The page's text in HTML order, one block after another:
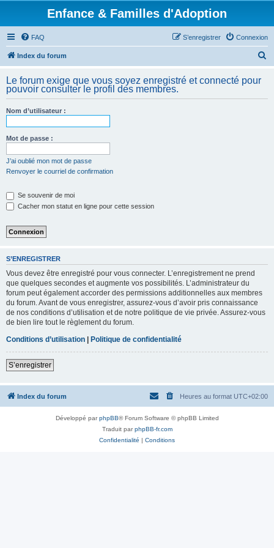
Enfance & Familles d'Adoption
FAQ Connexion
S’enregistrer
Index du forum
h
Le forum exige que vous soyez enregistré et connecté pour
pouvoir consulter le profil des membres.
Nom d’utilisateur :
Mot de passe :
J’ai oublié mon mot de passe
Renvoyer le courriel de confirmation
Se souvenir de moi
Cacher mon statut en ligne pour cette session
S’ENREGISTRER
Vous devez être enregistré pour vous connecter. L’enregistrement ne prend
que quelques secondes et augmente vos possibilités. L’administrateur du
forum peut également accorder des permissions additionnelles aux membres
du forum. Avant de vous enregistrer, assurez-vous d’avoir pris connaissance
de nos conditions d’utilisation et de notre politique de vie privée. Assurez-vous
de bien lire tout le règlement du forum.
Conditions d’utilisation | Politique de confidentialité
S’enregistrer
Index du forum Heures au format UTC+02:00
Développé parphpBB® Forum Software © phpBB Limited
Traduit parphpBB-fr.com
Confidentialité | Conditions